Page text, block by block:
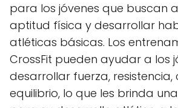
para los jóvenes que buscan
aptitud física y desarrollar
atléticas básicas. Los
CrossFit pueden ayudar a los
desarrollar fuerza,
equilibrio, lo que les brinda